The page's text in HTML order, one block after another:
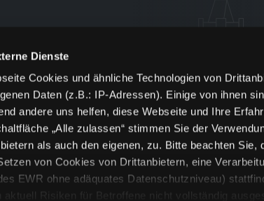
Dienste
Cookies und ähnliche Technologien von
Daten (z.B.: IP-Adressen). Einige von ihnen
andere uns helfen, diese Webseite und Ihre
„Alle zulassen“ stimmen Sie der
als auch den eigenen, zu. Bitte beachten Sie,
von Cookies von Drittanbietern, eine
EWR ohne adäquates Datenschutzniveau)
aktuell Risiken für Betroffene nicht vollständig